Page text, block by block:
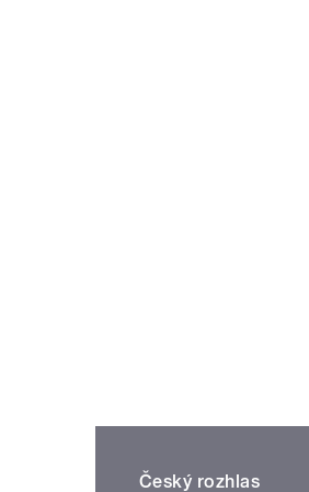
Český rozhlas